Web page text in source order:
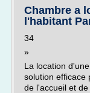
Chambre a
l'habitant
34
»
La location
solution efficace
de l'accueil et